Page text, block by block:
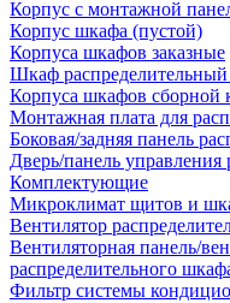
Корпус с монтажной
Корпус шкафа (пустой)
Корпуса шкафов заказные
Шкаф распределительный
Корпуса шкафов сборной
Монтажная плата для
Боковая/задняя панель
Дверь/панель управления
Комплектующие
Микроклимат щитов и
Вентилятор
Вентиляторная панель/
распределительного
Фильтр системы